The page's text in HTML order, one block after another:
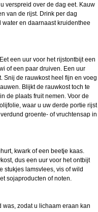
verspreid over de dag eet. Kauw
van de rijst. Drink per dag
en daarnaast kruidenthee
een uur voor het rijstontbijt een
of een paar druiven. Een uur
Snij de rauwkost heel fijn en voeg
Blijkt de rauwkost toch te
de plaats fruit nemen. Voor de
waar u uw derde portie rijst
groente- of vruchtensap in
kwark of een beetje kaas.
dus een uur voor het ontbijt
stukjes lamsvlees, vis of wild
sojaproducten of noten.
zodat u lichaam eraan kan